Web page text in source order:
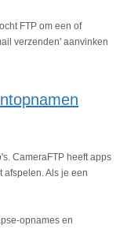
FTP om een of
verzenden' aanvinken
CameraFTP heeft apps
afspelen. Als je een
opnames en